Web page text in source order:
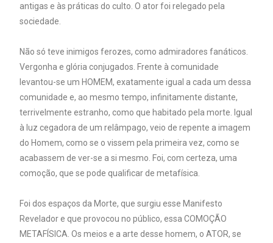
antigas e às práticas do culto. O ator foi relegado pela
sociedade.
Não só teve inimigos ferozes, como admiradores fanáticos.
Vergonha e glória conjugados. Frente à comunidade
levantou-se um HOMEM, exatamente igual a cada um dessa
comunidade e, ao mesmo tempo, infinitamente distante,
terrivelmente estranho, como que habitado pela morte. Igual
à luz cegadora de um relâmpago, veio de repente a imagem
do Homem, como se o vissem pela primeira vez, como se
acabassem de ver-se a si mesmo. Foi, com certeza, uma
comoção, que se pode qualificar de metafísica.
Foi dos espaços da Morte, que surgiu esse Manifesto
Revelador e que provocou no público, essa COMOÇÃO
METAFÍSICA. Os meios e a arte desse homem, o ATOR, se